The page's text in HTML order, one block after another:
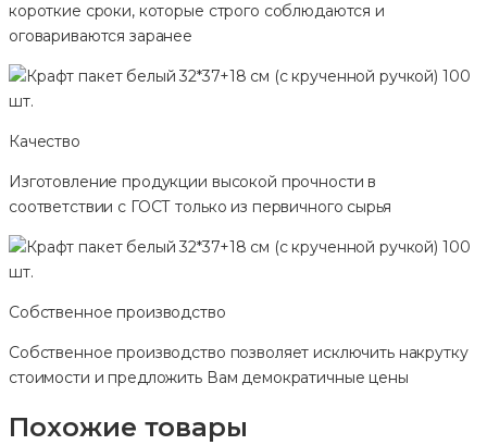
короткие сроки, которые строго соблюдаются и
оговариваются заранее
Качество
Изготовление продукции высокой прочности в
соответствии с ГОСТ только из первичного сырья
Собственное производство
Собственное производство позволяет исключить накрутку
стоимости и предложить Вам демократичные цены
Похожие товары